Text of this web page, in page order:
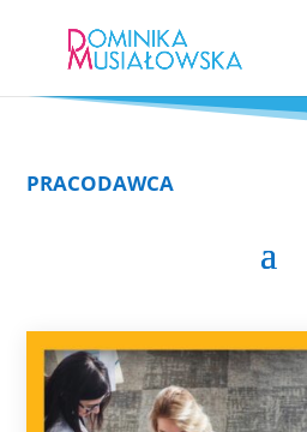
PRACODAWCA